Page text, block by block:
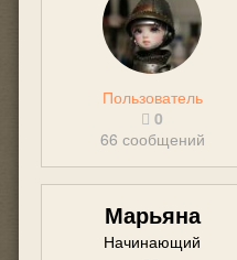
Пользователь
0
66 сообщений
Марьяна
Начинающий